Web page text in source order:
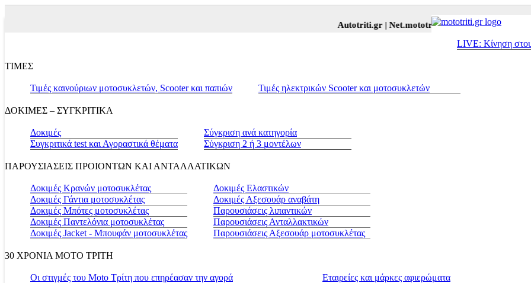
Autotriti.gr |Net.mototriti.gr |Προϊόντα &
LIVE: Κίνηση
ΤΙΜΕΣ
Τιμές καινούριων μοτοσυκλετών, Scooter και παπιών Τιμές ηλεκτρικών Scooter και μοτοσυκλετών
ΔΟΚΙΜΕΣ – ΣΥΓΚΡΙΤΙΚΑ
Δοκιμές
Συγκριτικά test και Αγοραστικά θέματα
Σύγκριση ανά κατηγορία
Σύγκριση 2 ή 3 μοντέλων
ΠΑΡΟΥΣΙΑΣΕΙΣ ΠΡΟΙΟΝΤΩΝ ΚΑΙ ΑΝΤΑΛΛΑΤΙΚΩΝ
Δοκιμές Κρανών μοτοσυκλέτας
Δοκιμές Γάντια μοτοσυκλέτας
Δοκιμές Μπότες μοτοσυκλέτας
Δοκιμές Παντελόνια μοτοσυκλέτας
Δοκιμές Jacket - Μπουφάν μοτοσυκλέτας
Δοκιμές Ελαστικών
Δοκιμές Αξεσουάρ αναβάτη
Παρουσιάσεις λιπαντικών
Παρουσιάσεις Ανταλλακτικών
Παρουσιάσεις Αξεσουάρ μοτοσυκλέτας
30 ΧΡΟΝΙΑ MOTO ΤΡΙΤΗ
Οι στιγμές του Moto Τρίτη που επηρέασαν την αγορά
Εταιρείες και μάρκες αφιερώματα